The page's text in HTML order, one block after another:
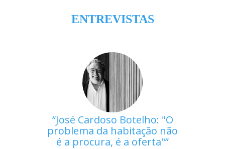
ENTREVISTAS
José Cardoso Botelho: "O
problema da habitação não
é a procura, é a oferta"